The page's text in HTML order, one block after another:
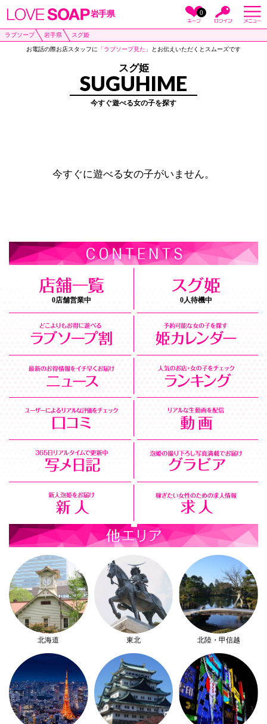
岩手県 0
ラブソープ 岩手県 スグ姫
お電話の際お店スタッフに 「ラブソープ見た」 とお伝えいただくとスムーズです
スグ姫
SUGUHIME
今すぐ遊べる女の子を探す
今すぐに遊べる女の子がいません。
0店舗営業中 0人待機中
北海道 東北 北陸・甲信越